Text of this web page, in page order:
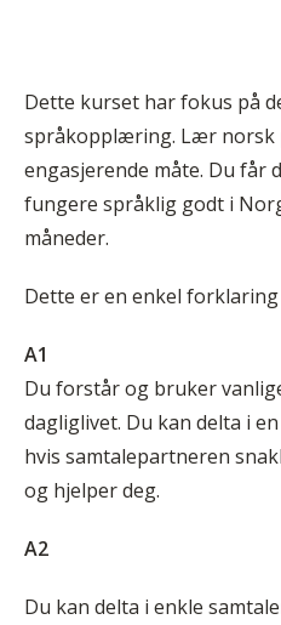
Dette kurset har fokus på
språkopplæring. Lær norsk
engasjerende måte. Du får
fungere språklig godt i
måneder.
Dette er en enkel
A1
Du forstår og bruker
dagliglivet. Du kan delta i
hvis samtalepartneren
og hjelper deg.
A2
Du kan delta i enkle